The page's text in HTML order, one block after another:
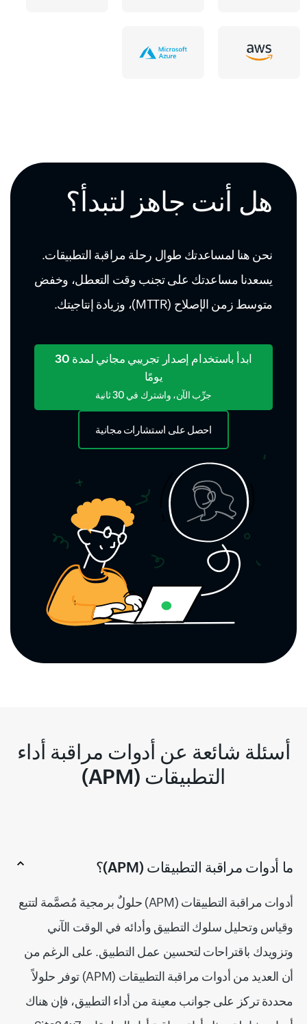
هل أنت جاهز لتبدأ؟
نحن هنا لمساعدتك طوال رحلة مراقبة التطبيقات.
يسعدنا مساعدتك على تجنب وقت التعطل، وخفض
متوسط زمن الإصلاح (MTTR)، وزيادة إنتاجيتك.
ابدأ باستخدام إصدار تجريبي مجاني لمدة 30
يومًا
جرِّب الآن، واشترك في 30 ثانية
احصل على استشارات مجانية
أسئلة شائعة عن أدوات مراقبة أداء
التطبيقات (APM)
ما أدوات مراقبة التطبيقات (APM)؟
أدوات مراقبة التطبيقات (APM) حلولٌ برمجية مُصمَّمة لتتبع
وقياس وتحليل سلوك التطبيق وأدائه في الوقت الآني
وتزويدك باقتراحات لتحسين عمل التطبيق. على الرغم من
أن العديد من أدوات مراقبة التطبيقات (APM) توفر حلولاً
محددة تركز على جوانب معينة من أداء التطبيق، فإن هناك